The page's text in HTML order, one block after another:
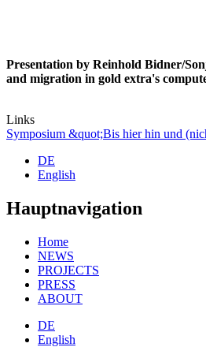
Presentation by Reinhold Bidner/
and migration in gold extra's
Links
Symposium &quot;Bis hier hin und
DE
English
Hauptnavigation
Home
NEWS
PROJECTS
PRESS
ABOUT
DE
English